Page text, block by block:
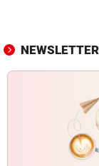
NEWSLETTER